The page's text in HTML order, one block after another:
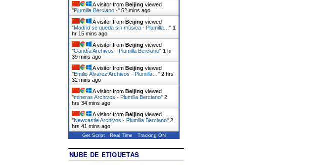
A visitor from Beijing viewed
"Plumilla Berciano -" 52 mins ago
A visitor from Beijing viewed
"Madrid se queda sin música - Plumilla… " 1
hr 15 mins ago
A visitor from Beijing viewed
"Gandía Archivos - Plumilla Berciano" 1 hr
39 mins ago
A visitor from Beijing viewed
"Emilio Álvarez Archivos - Plumilla… " 2 hrs
32 mins ago
A visitor from Beijing viewed
"mineras Archivos - Plumilla Berciano" 2
hrs 34 mins ago
A visitor from Beijing viewed
"Newcastle Archivos - Plumilla Berciano" 2
hrs 41 mins ago
Get Script Real Time Tracking ON
NUBE DE ETIQUETAS